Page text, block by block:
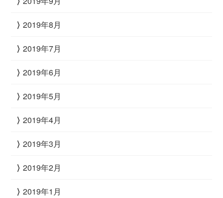
2019年8月
2019年7月
2019年6月
2019年5月
2019年4月
2019年3月
2019年2月
2019年1月